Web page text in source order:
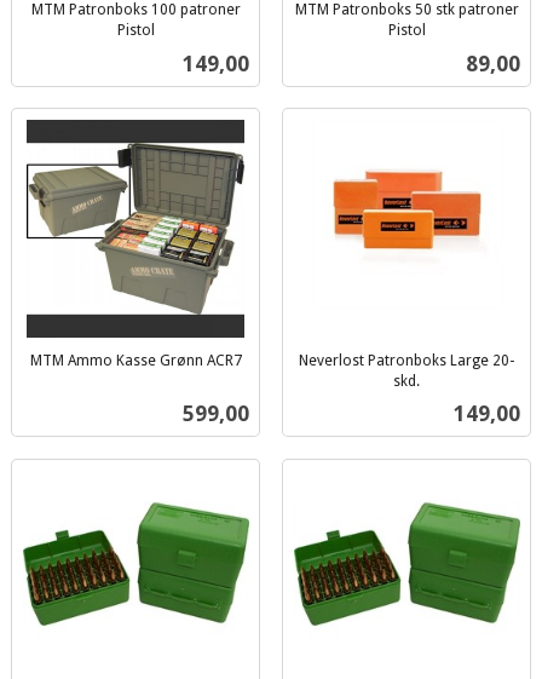
MTM Patronboks 100 patroner
Pistol
Pris
149,00
MTM Patronboks 50 stk patroner
Pistol
Pris
89,00
MTM Ammo Kasse Grønn ACR7
Pris
599,00
Neverlost Patronboks Large 20-
skd.
Pris
149,00